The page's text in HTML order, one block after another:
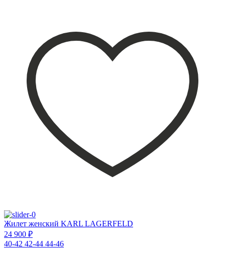
Жилет женский KARL LAGERFELD
24 900 ₽
40-42 42-44 44-46